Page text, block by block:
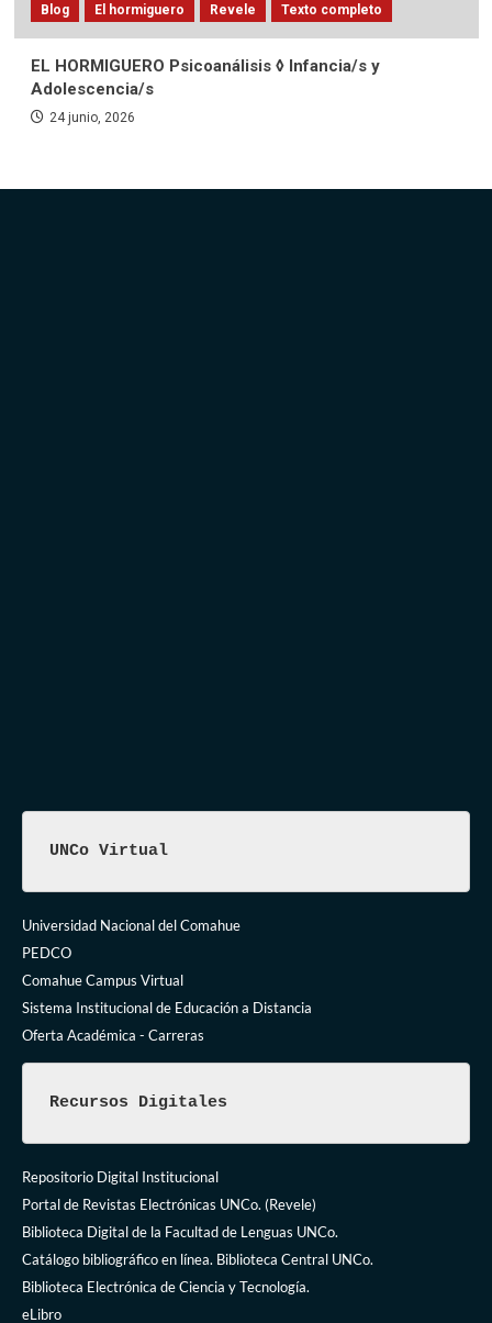
Blog El hormiguero Revele Texto completo
EL HORMIGUERO Psicoanálisis ◊ Infancia/s y
Adolescencia/s
24 junio, 2026
UNCo Virtual
Universidad Nacional del Comahue
PEDCO
Comahue Campus Virtual
Sistema Institucional de Educación a Distancia
Oferta Académica - Carreras
Recursos Digitales
Repositorio Digital Institucional
Portal de Revistas Electrónicas UNCo. (Revele)
Biblioteca Digital de la Facultad de Lenguas UNCo.
Catálogo bibliográfico en línea. Biblioteca Central UNCo.
Biblioteca Electrónica de Ciencia y Tecnología.
eLibro